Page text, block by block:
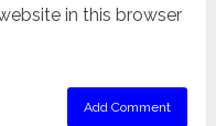
in this browser